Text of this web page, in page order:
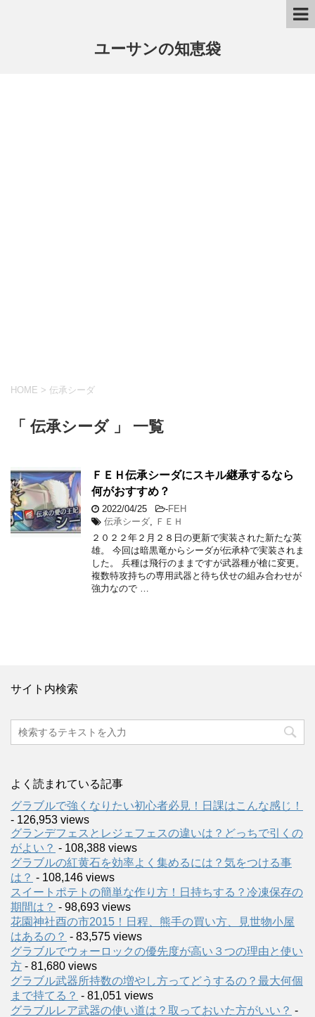
ユーサンの知恵袋
HOME > 伝承シーダ
「 伝承シーダ 」 一覧
ＦＥＨ伝承シーダにスキル継承するなら
何がおすすめ？
2022/04/25 -FEH
伝承シーダ
ＦＥＨ
２０２２年２月２８日の更新で実装された新たな英
雄。 今回は暗黒竜からシーダが伝承枠で実装されま
した。 兵種は飛行のままですが武器種が槍に変更。
複数特攻持ちの専用武器と待ち伏せの組み合わせが
強力なので …
サイト内検索
よく読まれている記事
グラブルで強くなりたい初心者必見！日課はこんな感じ！
- 126,953 views
グランデフェスとレジェフェスの違いは？どっちで引くの
がよい？ - 108,388 views
グラブルの紅黄石を効率よく集めるには？気をつける事
は？ - 108,146 views
スイートポテトの簡単な作り方！日持ちする？冷凍保存の
期間は？ - 98,693 views
花園神社酉の市2015！日程、熊手の買い方、見世物小屋
はあるの？ - 83,575 views
グラブルでウォーロックの優先度が高い３つの理由と使い
方 - 81,680 views
グラブル武器所持数の増やし方ってどうするの？最大何個
まで持てる？ - 81,051 views
グラブルレア武器の使い道は？取っておいた方がいい？ -